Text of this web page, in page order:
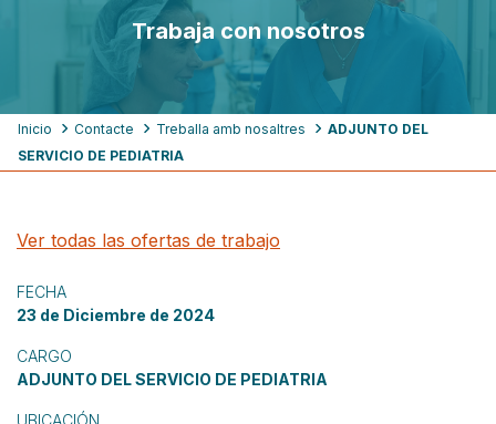
Trabaja con nosotros
Ruta
de
Inicio Contacte Treballa amb nosaltres
ADJUNTO DEL
SERVICIO DE PEDIATRIA
Ver todas las ofertas de trabajo
FECHA
23 de Diciembre de 2024
CARGO
ADJUNTO DEL SERVICIO DE PEDIATRIA
UBICACIÓN